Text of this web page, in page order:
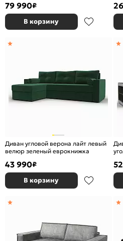
79 990₽
В корзину
Диван угловой верона лайт левый
велюр зеленый еврокнижка
43 990₽
В корзину